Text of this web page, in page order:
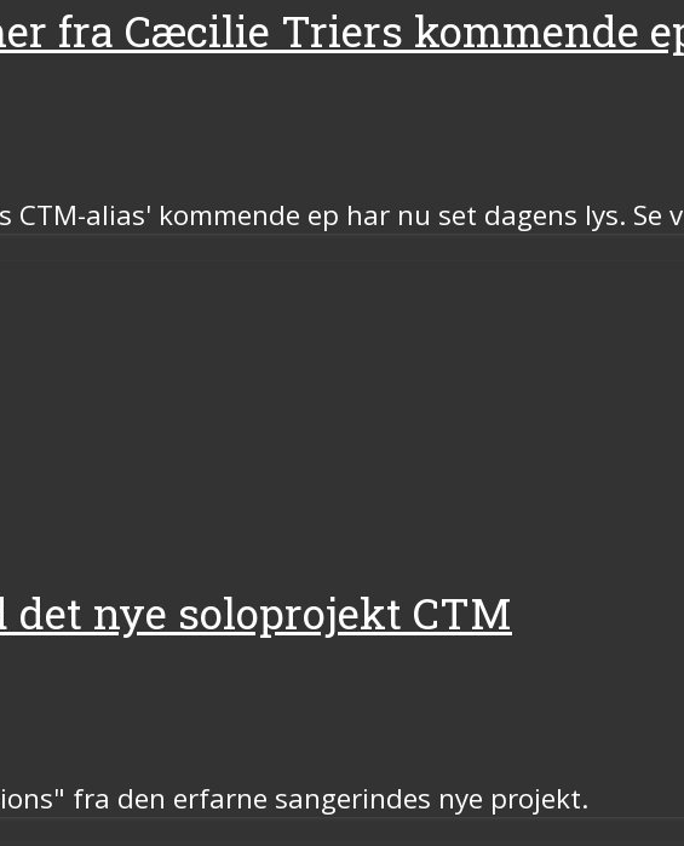
fra Cæcilie Triers kommende
alias' kommende ep har nu set dagens lys. Se
nye soloprojekt CTM
fra den erfarne sangerindes nye projekt.